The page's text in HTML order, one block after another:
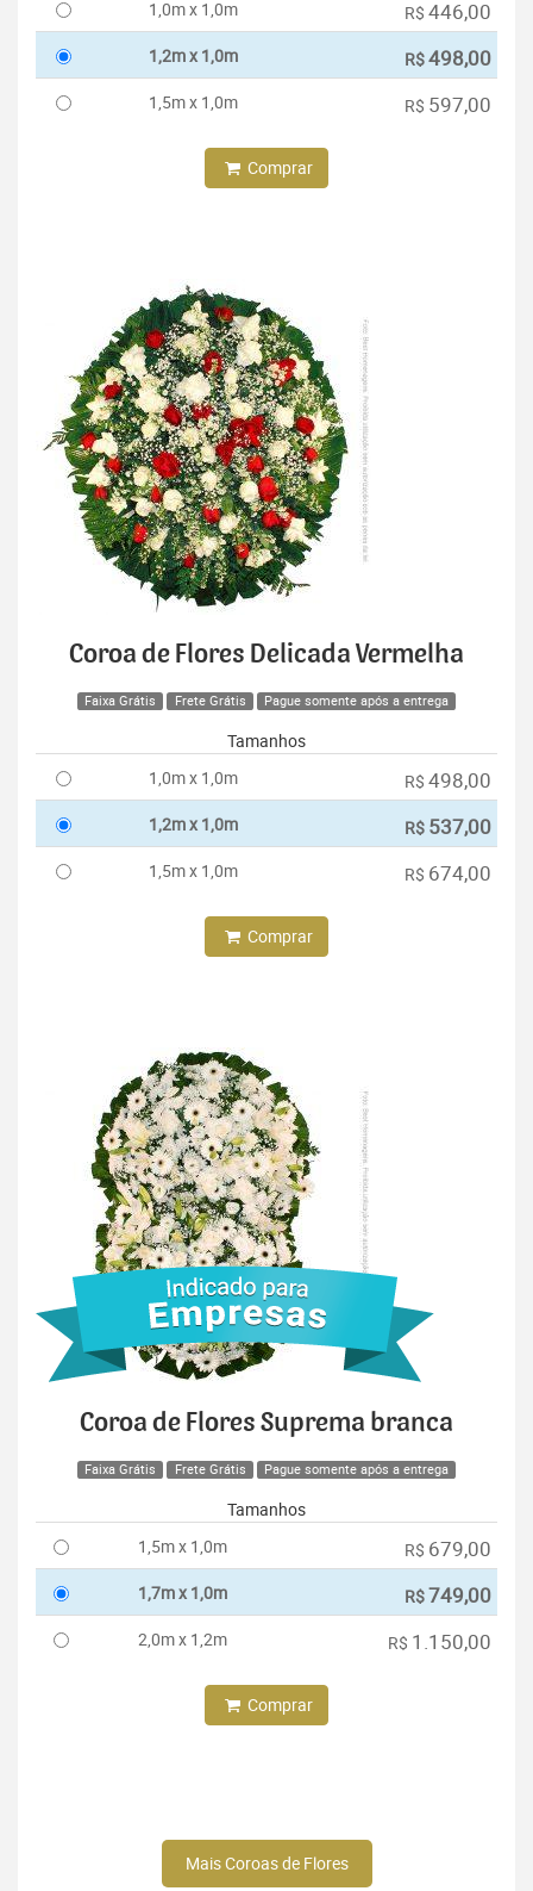
1,0m x 1,0m R$ 446,00
1,2m x 1,0m R$498,00
1,5m x 1,0m R$ 597,00
Comprar
Coroa de Flores Delicada Vermelha
Faixa Grátis Frete Grátis Pague somente após a entrega
Tamanhos
1,0m x 1,0m
R$ 498,00
1,2m x 1,0m R$ 537,00
1,5m x 1,0m R$ 674,00
Comprar
Coroa de Flores Suprema branca
Faixa Grátis Frete Grátis Pague somente após a entrega
Tamanhos
1,5m x 1,0m
R$ 679,00
1,7m x 1,0m R$749,00
2,0m x 1,2m R$ 1.150,00
Comprar
Mais Coroas de Flores